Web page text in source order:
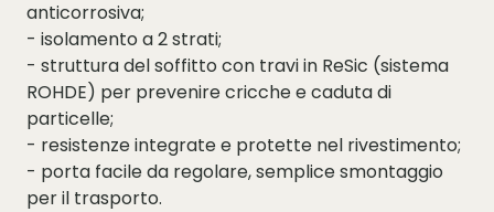
anticorrosiva;
- isolamento a 2 strati;
- struttura del soffitto con travi in ReSic (sistema
ROHDE) per prevenire cricche e caduta di
particelle;
- resistenze integrate e protette nel rivestimento;
- porta facile da regolare, semplice smontaggio
per il trasporto.